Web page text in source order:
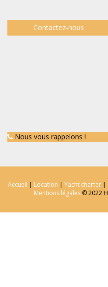
Contactez-nous
Nous vous rappelons !
Accueil | Location | Yacht charter |
Mentions légales © 2022